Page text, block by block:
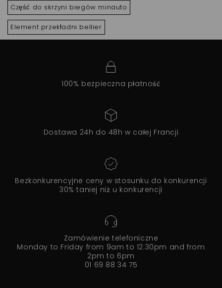
Część do skrzyni biegów minauto
Element przekładni bellier
100% bezpieczna płatność
Dostawa 24h do 48h w całej Francji
Bezkonkurencyjne ceny w stosunku do konkurencji
30% taniej niż u konkurencji
Zamówienie telefoniczne
Monday to Friday from 9am to 12:30pm and from
2pm to 6pm
01 69 88 34 75